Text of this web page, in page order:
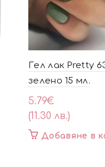
Гел лак Pretty
зелено 15 мл.
5.79€
(11.30 лв.)
Добавяне в